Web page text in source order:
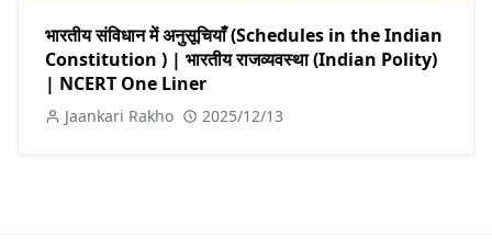
भारतीय संविधान में अनुसूचियाँ (Schedules in the Indian
Constitution ) | भारतीय राजव्यवस्था (Indian Polity)
| NCERT One Liner
Jaankari Rakho 2025/12/13